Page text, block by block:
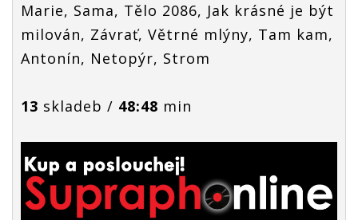
Marie, Sama, Tělo 2086, Jak krásné je být
milován, Závrať, Větrné mlýny, Tam kam,
Antonín, Netopýr, Strom
13 skladeb / 48:48 min